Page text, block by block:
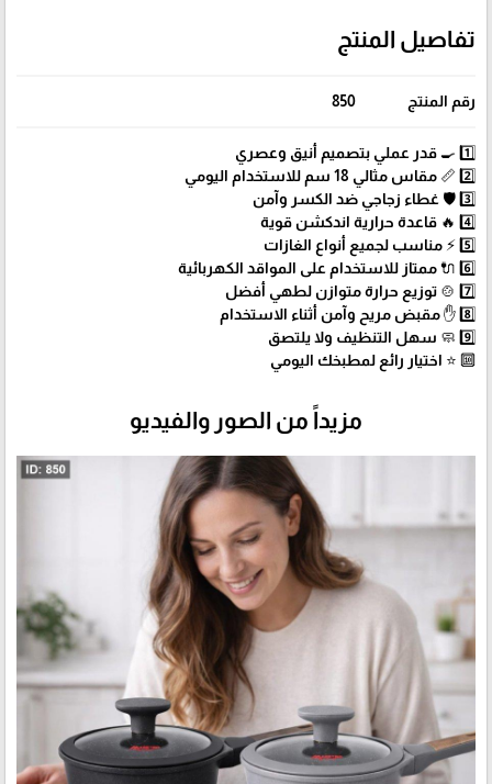
تفاصيل المنتج
رقم المنتج 850
1️⃣ 🍳 قدر عملي بتصميم أنيق وعصري
2️⃣ 📏 مقاس مثالي 18 سم للاستخدام اليومي
3️⃣ 🛡️ غطاء زجاجي ضد الكسر وآمن
4️⃣ 🔥 قاعدة حرارية اندكشن قوية
5️⃣ ⚡ مناسب لجميع أنواع الغازات
6️⃣ 🔌 ممتاز للاستخدام على المواقد الكهربائية
7️⃣ 🍲 توزيع حرارة متوازن لطهي أفضل
8️⃣ ✋ مقبض مريح وآمن أثناء الاستخدام
9️⃣ 🧼 سهل التنظيف ولا يلتصق
🔟 ⭐ اختيار رائع لمطبخك اليومي
مزيداً من الصور والفيديو